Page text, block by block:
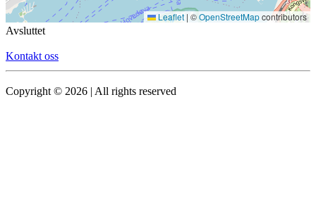
Leaflet | ©OpenStreetMapcontributors
Avsluttet
Kontakt oss
Copyright © 2026 | All rights reserved